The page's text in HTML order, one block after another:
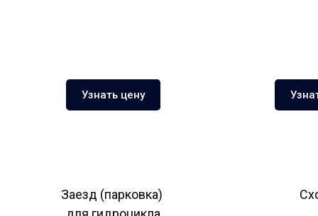
Узнать цену
Заезд (парковка)